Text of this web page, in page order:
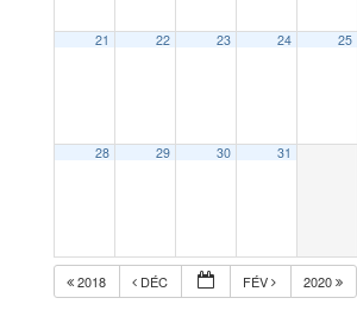
21 22 23 24 25
28 29 30 31
2018 DÉC FÉV 2020